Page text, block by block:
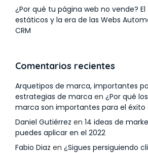
¿Por qué tu página web no vende?
estáticos y la era de las Webs
CRM
Comentarios recientes
Arquetipos de marca, importantes
estrategias de marca en ¿Por qué
marca son importantes para el éxito
Daniel Gutiérrez en 14 ideas de
puedes aplicar en el 2022
Fabio Diaz en ¿Sigues persiguiendo